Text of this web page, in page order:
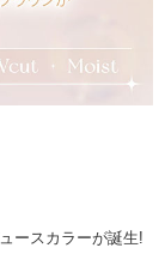
ースカラーが誕生!